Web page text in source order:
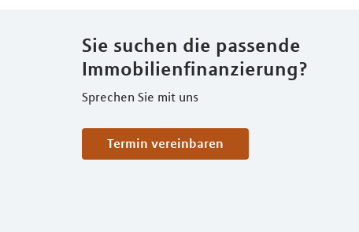
Sie suchen die passende
Immobilienfinanzierung?
Sprechen Sie mit uns
Termin vereinbaren